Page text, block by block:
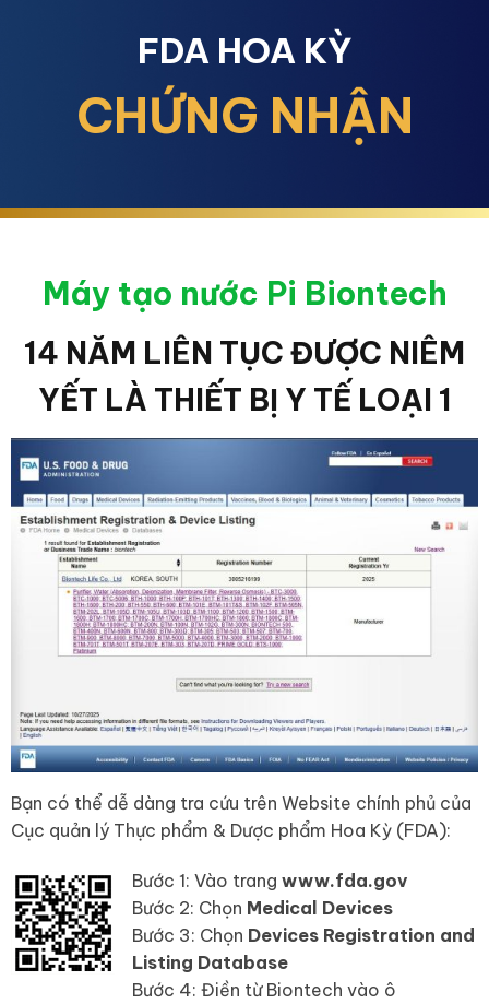
FDA HOA KỲ
CHỨNG NHẬN
Máy tạo nước Pi Biontech
14 NĂM LIÊN TỤC ĐƯỢC NIÊM
YẾT LÀ THIẾT BỊ Y TẾ LOẠI 1
Bạn có thể dễ dàng tra cứu trên Website chính phủ của
Cục quản lý Thực phẩm & Dược phẩm Hoa Kỳ (FDA):
Bước 1: Vào trang www.fda.gov
Bước 2: Chọn Medical Devices
Bước 3: Chọn Devices Registration and
Listing Database
Bước 4: Điền từ Biontech vào ô